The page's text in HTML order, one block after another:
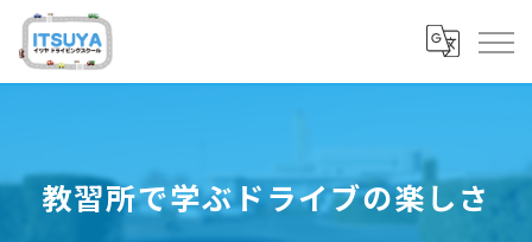
教習所で学ぶドライブの楽しさ